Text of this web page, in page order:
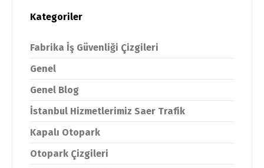
Kategoriler
Fabrika İş Güvenliği Çizgileri
Genel
Genel Blog
İstanbul Hizmetlerimiz Saer Trafik
Kapalı Otopark
Otopark Çizgileri